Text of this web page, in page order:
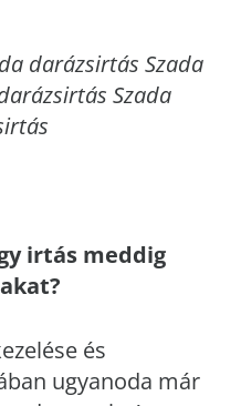
darázsirtás Szada
Szada
irtás meddig
és
ugyanoda már